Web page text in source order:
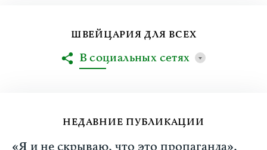
НЕДАВНИЕ ПУБЛИКАЦИИ
ШВЕЙЦАРИЯ ДЛЯ ВСЕХ
В социальных сетях